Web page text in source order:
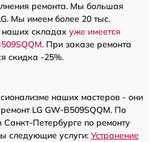
ремонта. Мы большая
Мы имеем более 20 тыс.
наших складах уже имеется
. При заказе ремонта
скидка -25%.
наших мастеров - они
LG GW-B509SQQM. По
Петербурге по ремонту
следующие услуги: Устранение